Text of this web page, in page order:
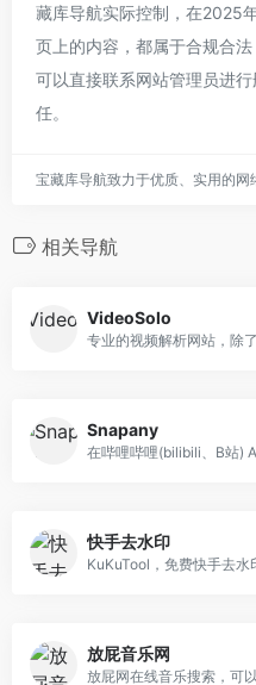
藏库导航实际控制，在2025
页上的内容，都属于合规合
可以直接联系网站管理员进
任。
宝藏库导航致力于优质、实用的网
相关导航
VideoSolo
Snapany
快手去水印
放屁音乐网